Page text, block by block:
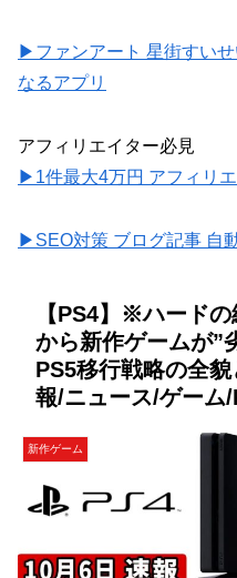
▶ファンアート 星街すい
なるアプリ
アフィリエイター必見
▶1件最大4万円 アフィリ
▶SEO対策 ブログ記事 自
【PS4】※ハード
から新作ゲームが”
PS5移行戦略の全
報/ニュース/ゲーム/
新作ゲーム